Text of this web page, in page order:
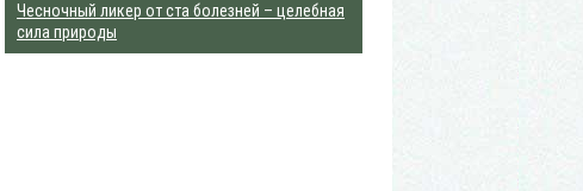
Чесночный ликер от ста болезней – целебная
сила природы